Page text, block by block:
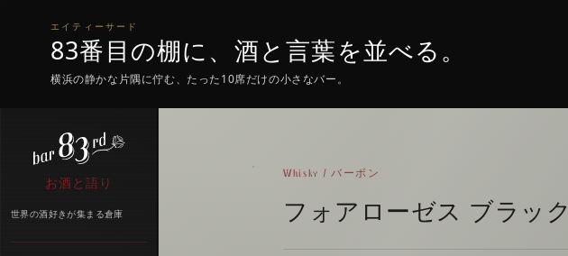
エイティーサード
83番目の棚に、酒と言葉を並べる。
横浜の静かな片隅に佇む、たった10席だけの小さなバー。
お酒と語り
世界の酒好きが集まる倉庫
Whisky / バーボン
フォアローゼス ブラック